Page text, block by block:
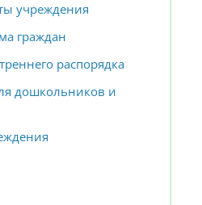
учреждения
граждан
распорядка
дошкольников и